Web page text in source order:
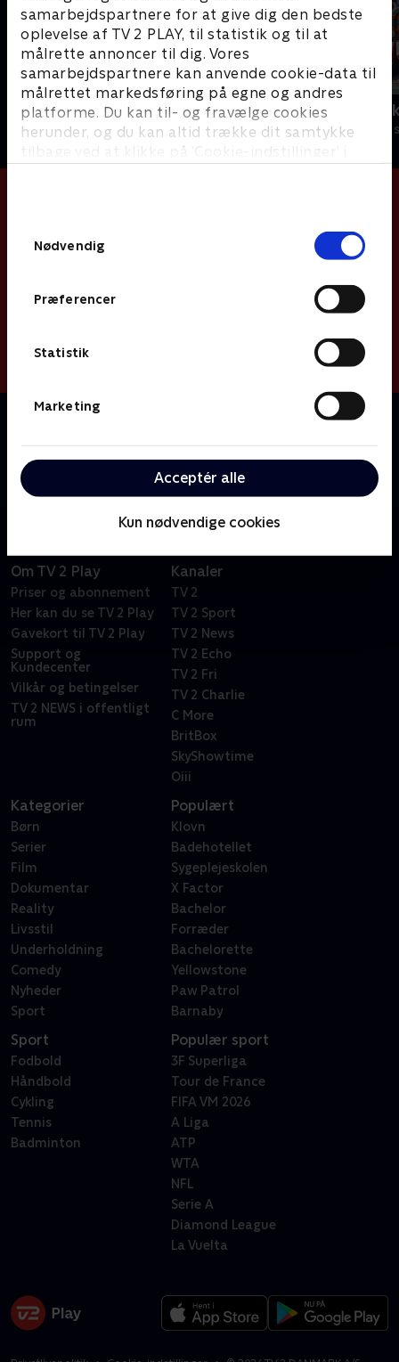
samarbejdspartnere for at give dig den bedste
oplevelse af TV 2 PLAY, til statistik og til at
målrette annoncer til dig. Vores
samarbejdspartnere kan anvende cookie-data til
målrettet markedsføring på egne og andres
platforme. Du kan til- og fravælge cookies
herunder, og du kan altid trække dit samtykke
tilbage ved at klikke på ’Cookie-indstillinger’ i
Nødvendig
Præferencer
Statistik
Marketing
Acceptér alle
Kun nødvendige cookies
Miniteve: Maskiner
Børneserier • 1 sæsoner Børneserier • 8
Om Miniteve: Transportmidler
alderen 1-4 år. Filmene er enkle, lærerige og
underholdende.
Om TV 2 Play
Priser og abonnement
Her kan du se TV 2 Play
Gavekort til TV 2 Play
Support og
Kundecenter
Vilkår og betingelser
TV 2 NEWS i offentligt
rum
Kanaler
TV 2
TV 2 Sport
TV 2 News
TV 2 Echo
TV 2 Fri
TV 2 Charlie
C More
BritBox
SkyShowtime
Oiii
Kategorier
Børn
Serier
Film
Dokumentar
Reality
Livsstil
Underholdning
Comedy
Nyheder
Sport
Populært
Klovn
Badehotellet
Sygeplejeskolen
X Factor
Bachelor
Forræder
Bachelorette
Yellowstone
Paw Patrol
Barnaby
Sport
Fodbold
Håndbold
Cykling
Tennis
Badminton
Populær sport
3F Superliga
Tour de France
FIFA VM 2026
A Liga
ATP
WTA
NFL
Serie A
Diamond League
La Vuelta